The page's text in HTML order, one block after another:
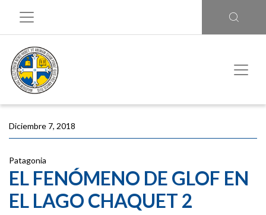
Diciembre 7, 2018
Patagonia
EL FENÓMENO DE GLOF EN
EL LAGO CHAQUET 2